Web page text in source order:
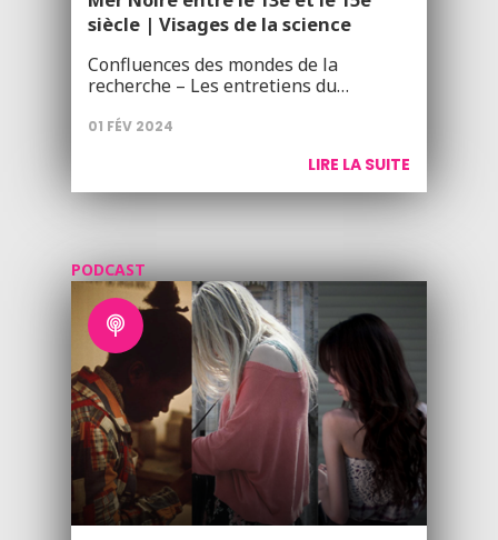
siècle | Visages de la science
Confluences des mondes de la
recherche – Les entretiens du…
01 FÉV 2024
LIRE LA SUITE
PODCAST